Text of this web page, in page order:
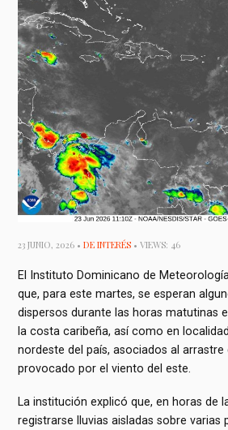
23 JUNIO, 2026 •DE INTERÉS • VIEWS: 46
El Instituto Dominicano de
que, para este martes, se esperan
dispersos durante las horas matutinas
la costa caribeña, así como en
nordeste del país, asociados al arrastre
provocado por el viento del este.
La institución explicó que, en horas de
registrarse lluvias aisladas sobre varias